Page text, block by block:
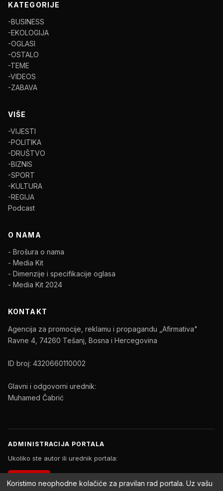
KATEGORIJE
-BUSINESS
-EKOLOGIJA
-OGLASI
-OSTALO
-TEME
-VIDEOS
-ZABAVA
VIŠE
-VIJESTI
-POLITIKA
-DRUŠTVO
-BIZNIS
-SPORT
-KULTURA
-REGIJA
Podcast
O NAMA
- Brošura o nama
- Media Kit
- Dimenzije i specifikacije oglasa
- Media Kit 2024
KONTAKT
Agencija za promocije, reklamu i propagandu „Afirmativa"
Ravne 4, 74260 Tešanj, Bosna i Hercegovina
ID broj: 4320660110002
Glavni i odgovorni urednik:
Muhamed Čabrić
ADMINISTRACIJA PORTALA
Ukoliko ste autor ili urednik portala:
Koristimo neophodne kolačiće za pravilan rad portala. Uz vašu